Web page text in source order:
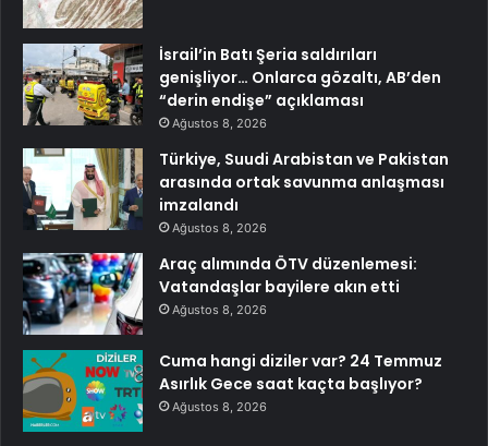
İsrail’in Batı Şeria saldırıları
genişliyor… Onlarca gözaltı, AB’den
“derin endişe” açıklaması
Ağustos 8, 2026
Türkiye, Suudi Arabistan ve Pakistan
arasında ortak savunma anlaşması
imzalandı
Ağustos 8, 2026
Araç alımında ÖTV düzenlemesi:
Vatandaşlar bayilere akın etti
Ağustos 8, 2026
Cuma hangi diziler var? 24 Temmuz
Asırlık Gece saat kaçta başlıyor?
Ağustos 8, 2026